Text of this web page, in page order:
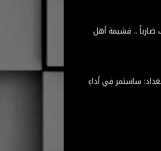
ضارباً .. فشيمة أهل
ساستمر في أداءِ